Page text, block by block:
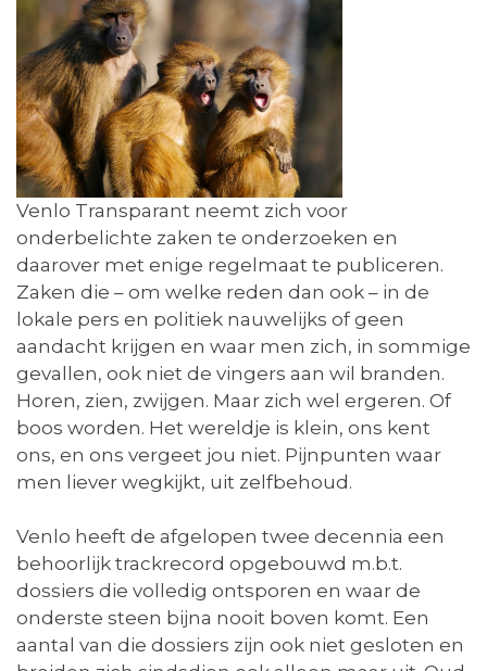
Venlo Transparant neemt zich voor
onderbelichte zaken te onderzoeken en
daarover met enige regelmaat te publiceren.
Zaken die – om welke reden dan ook – in de
lokale pers en politiek nauwelijks of geen
aandacht krijgen en waar men zich, in sommige
gevallen, ook niet de vingers aan wil branden.
Horen, zien, zwijgen. Maar zich wel ergeren. Of
boos worden. Het wereldje is klein, ons kent
ons, en ons vergeet jou niet. Pijnpunten waar
men liever wegkijkt, uit zelfbehoud.
Venlo heeft de afgelopen twee decennia een
behoorlijk trackrecord opgebouwd m.b.t.
dossiers die volledig ontsporen en waar de
onderste steen bijna nooit boven komt. Een
aantal van die dossiers zijn ook niet gesloten en